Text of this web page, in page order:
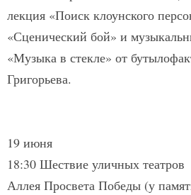
лекция «Поиск клоунского
«Сценический бой» и
«Музыка в стекле» от
Григорьева.
19 июня
18:30 Шествие уличных театров
Аллея Просвета Победы (у